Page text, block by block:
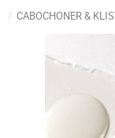
CABOCHONER &